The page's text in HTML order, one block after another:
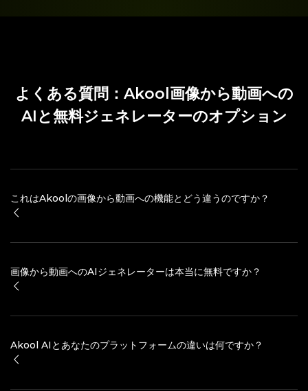
よくある質問：Akool画像から動画への
AIと無料ジェネレーターのオプション
これはAkoolの画像から動画への機能とどう違うのですか？
画像から動画へのAIジェネレーターは本当に無料ですか？
Akool AIとあなたのプラットフォームの違いは何ですか？